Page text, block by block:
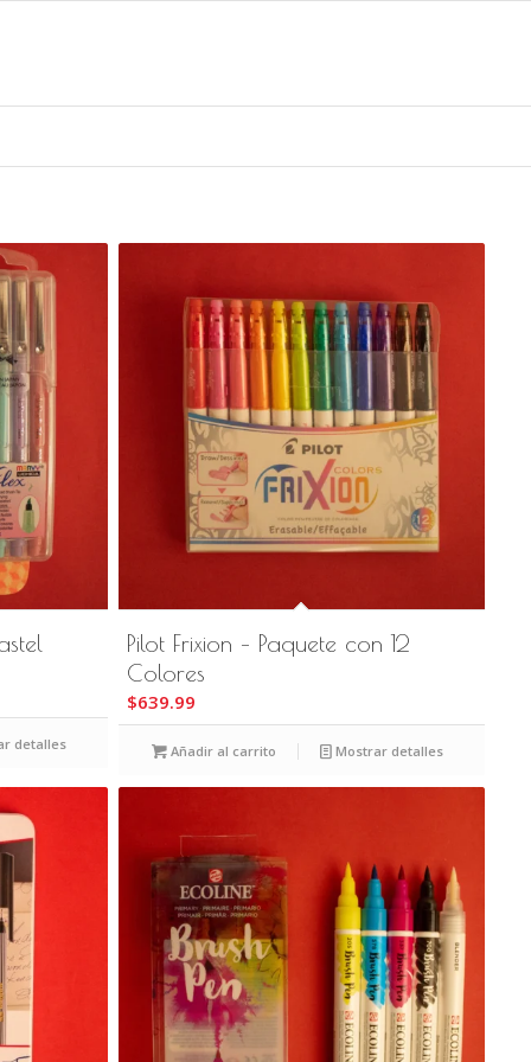
detalles
Pilot Frixion – Paquete con 12
Colores
$639.99
Añadir al carrito Mostrar detalles